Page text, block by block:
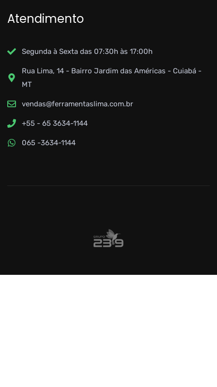
Atendimento
Segunda à Sexta das 07:30h às 17:00h
Rua Lima, 14 - Bairro Jardim das Américas - Cuiabá -
MT
vendas@ferramentaslima.com.br
+55 - 65 3634-1144
065 -3634-1144